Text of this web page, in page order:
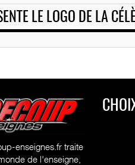
LE LOGO DE LA
enseignes.fr traite
de l'enseigne,